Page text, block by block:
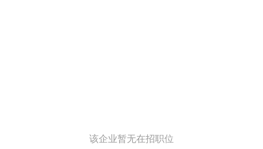
该企业暂无在招职位